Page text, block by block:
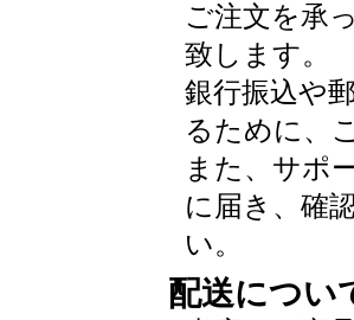
ご注文を承
致します。
銀行振込や
るために、
また、サポ
に届き、確
い。
配送につい